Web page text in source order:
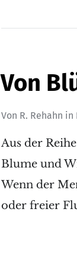
Von
Von R. Rehahn in
Aus der
Blume und
Wenn der
oder freier